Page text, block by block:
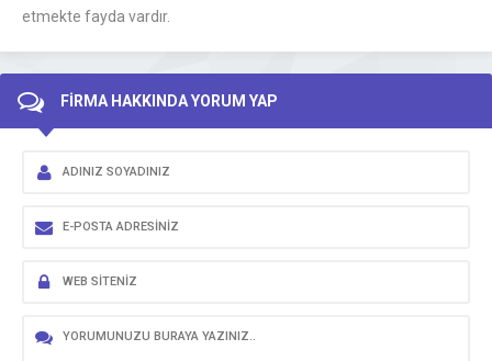
etmekte fayda vardır.
FİRMA HAKKINDA YORUM YAP